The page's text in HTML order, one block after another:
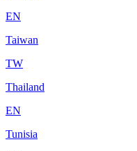
EN
Taiwan
TW
Thailand
EN
Tunisia